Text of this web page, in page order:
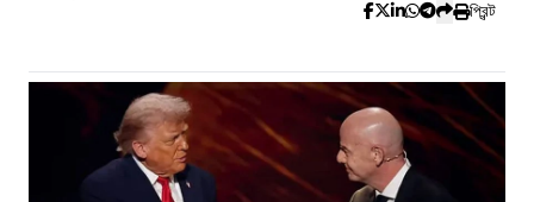
প্রিন্ট